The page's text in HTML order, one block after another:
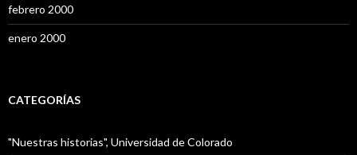
febrero 2000
enero 2000
CATEGORÍAS
"Nuestras historias", Universidad de Colorado